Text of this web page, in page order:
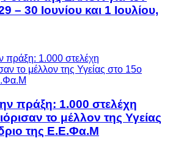
– 30 Ιουνίου και 1 Ιουλίου,
πράξη: 1.000 στελέχη
το μέλλον της Υγείας
της Ε.Ε.Φα.Μ